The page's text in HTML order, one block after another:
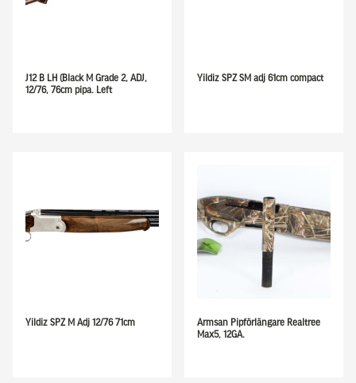
J12 B LH (Black M Grade 2, ADJ,
12/76, 76cm pipa. Left
Yildiz SPZ SM adj 61cm compact
Yildiz SPZ M Adj 12/76 71cm
Armsan Pipförlängare Realtree
Max5, 12GA.